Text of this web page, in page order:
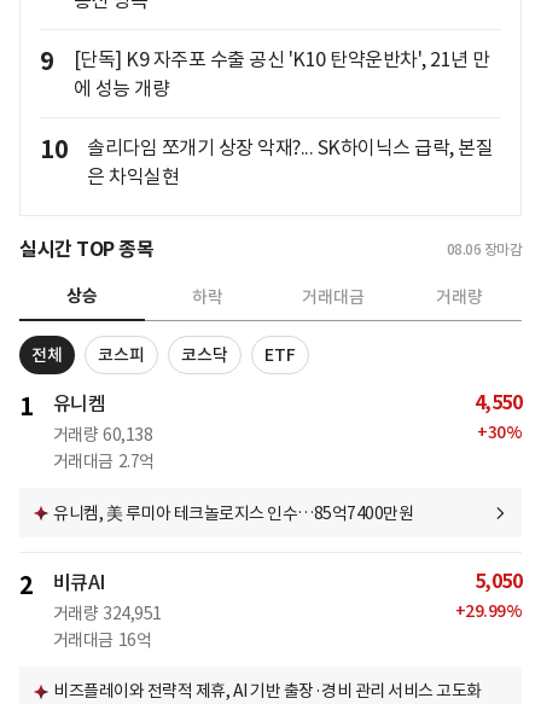
9
[단독] K9 자주포 수출 공신 'K10 탄약운반차', 21년 만
에 성능 개량
10
솔리다임 쪼개기 상장 악재?... SK하이닉스 급락, 본질
은 차익실현
실시간 TOP 종목 08.06 장마감
상승 하락 거래대금 거래량
전체 코스피 코스닥 ETF
1 유니켐
거래량 60,138
거래대금 2.7억
4,550
+30%
유니켐, 美 루미아 테크놀로지스 인수…85억7400만원
2 비큐AI
거래량 324,951
거래대금 16억
5,050
+29.99%
비즈플레이와 전략적 제휴, AI 기반 출장·경비 관리 서비스 고도화